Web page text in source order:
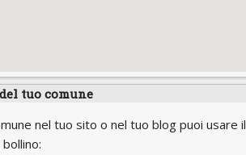
tuo comune
nel tuo sito o nel tuo blog puoi usare il